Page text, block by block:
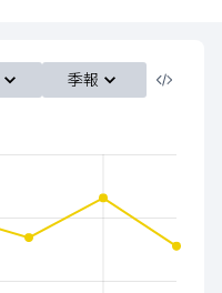
季報